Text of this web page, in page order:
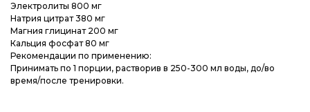
Электролиты 800 мг
Натрия цитрат 380 мг
Магния глицинат 200 мг
Кальция фосфат 80 мг
Рекомендации по применению:
Принимать по 1 порции, растворив в 250-300 мл воды, до/во
время/после тренировки.